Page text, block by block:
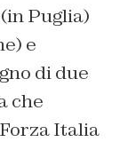
Puglia)
e
di due
che
Italia